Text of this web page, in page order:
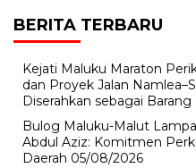
BERITA TERBARU
Kejati Maluku Maraton
dan Proyek Jalan
Diserahkan sebagai
Bulog Maluku-Malut
Abdul Aziz: Komitmen
Daerah 05/08/2026